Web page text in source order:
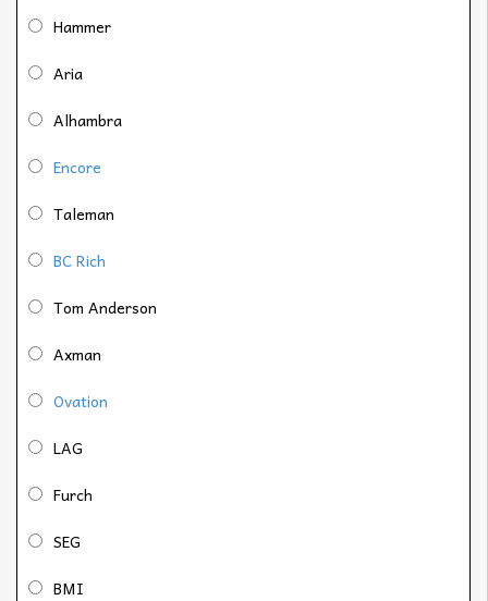
Hammer
Aria
Alhambra
Encore
Taleman
BC Rich
Tom Anderson
Axman
Ovation
LAG
Furch
SEG
BMI